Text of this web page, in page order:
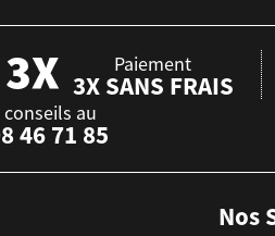
Paiement
3X SANS FRAIS
conseils au
46 71 85
Nos